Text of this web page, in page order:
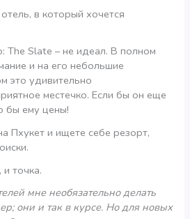
в который хочется
The Slate – не идеал. В полном
и на его небольшие
это удивительно
местечко. Если бы он еще
бы ему цены!
Пхукет и ищете себе резорт,
точка.
мне необязательно делать
они и так в курсе. Но для новых